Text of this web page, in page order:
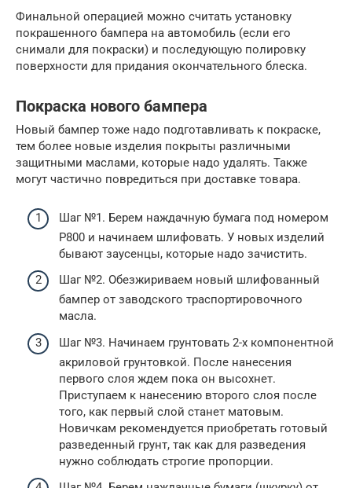
Финальной операцией можно считать установку
покрашенного бампера на автомобиль (если его
снимали для покраски) и последующую полировку
поверхности для придания окончательного блеска.
Покраска нового бампера
Новый бампер тоже надо подготавливать к покраске,
тем более новые изделия покрыты различными
защитными маслами, которые надо удалять. Также
могут частично повредиться при доставке товара.
Шаг №1. Берем наждачную бумага под номером
Р800 и начинаем шлифовать. У новых изделий
бывают заусенцы, которые надо зачистить.
Шаг №2. Обезжириваем новый шлифованный
бампер от заводского траспортировочного
масла.
Шаг №3. Начинаем грунтовать 2-х компонентной
акриловой грунтовкой. После нанесения
первого слоя ждем пока он высохнет.
Приступаем к нанесению второго слоя после
того, как первый слой станет матовым.
Новичкам рекомендуется приобретать готовый
разведенный грунт, так как для разведения
нужно соблюдать строгие пропорции.